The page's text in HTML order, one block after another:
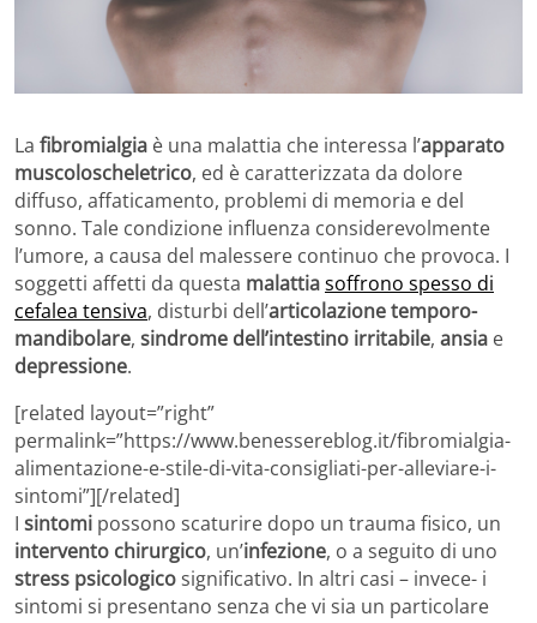
La fibromialgia è una malattia che interessa l’apparato
muscoloscheletrico, ed è caratterizzata da dolore
diffuso, affaticamento, problemi di memoria e del
sonno. Tale condizione influenza considerevolmente
l’umore, a causa del malessere continuo che provoca. I
soggetti affetti da questa malattiasoffrono spesso di
cefalea tensiva, disturbi dell’articolazione temporo-
mandibolare, sindrome dell’intestino irritabile, ansia e
depressione.
[related layout=”right”
permalink=”https://www.benessereblog.it/fibromialgia-
alimentazione-e-stile-di-vita-consigliati-per-alleviare-i-
sintomi”][/related]
I sintomi possono scaturire dopo un trauma fisico, un
intervento chirurgico, un’infezione, o a seguito di uno
stress psicologicosignificativo. In altri casi – invece- i
sintomi si presentano senza che vi sia un particolare